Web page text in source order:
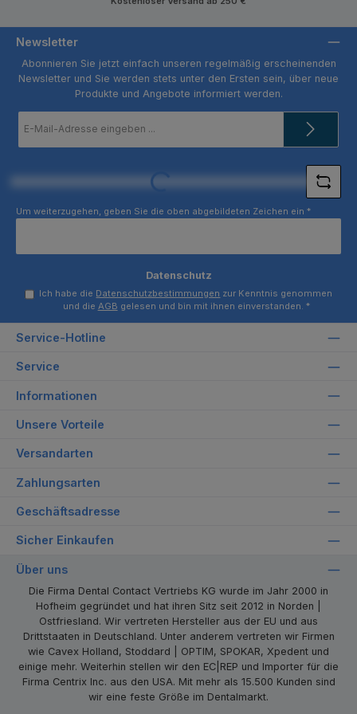
Newsletter
Abonnieren Sie jetzt einfach unseren regelmäßig erscheinenden
Newsletter und Sie werden stets unter den Ersten sein, über neue
Produkte und Angebote informiert werden.
Mail-
Loading...
Um weiterzugehen, geben Sie die oben abgebildeten Zeichen ein *
Datenschutz
Ich habe die Datenschutzbestimmungen zur Kenntnis genommen
und die AGB gelesen und bin mit ihnen einverstanden. *
Service-Hotline
Service
Informationen
Unsere Vorteile
Versandarten
Zahlungsarten
Geschäftsadresse
Sicher Einkaufen
Über uns
Die Firma Dental Contact Vertriebs KG wurde im Jahr 2000 in
Hofheim gegründet und hat ihren Sitz seit 2012 in Norden |
Ostfriesland. Wir vertreten Hersteller aus der EU und aus
Drittstaaten in Deutschland. Unter anderem vertreten wir Firmen
wie Cavex Holland, Stoddard | OPTIM, SPOKAR, Xpedent und
einige mehr. Weiterhin stellen wir den EC|REP und Importer für die
Firma Centrix Inc. aus den USA. Mit mehr als 15.500 Kunden sind
wir eine feste Größe im Dentalmarkt.